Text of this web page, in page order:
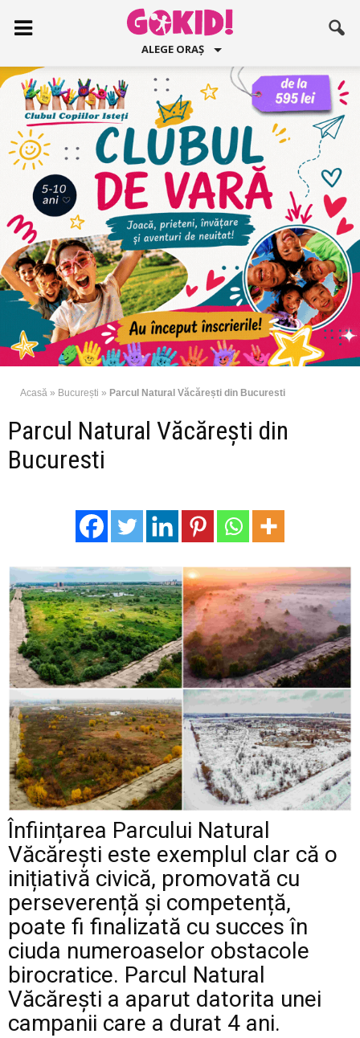
ALEGE ORAȘ
Acasă » București » Parcul Natural Văcărești din Bucuresti
Parcul Natural Văcărești din
Bucuresti
Înființarea Parcului Natural
Văcărești este exemplul clar că o
inițiativă civică, promovată cu
perseverență și competență,
poate fi finalizată cu succes în
ciuda numeroaselor obstacole
birocratice. Parcul Natural
Văcărești a aparut datorita unei
campanii care a durat 4 ani.